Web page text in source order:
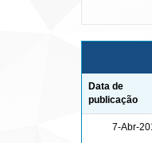
Data de
publicação
7-Abr-